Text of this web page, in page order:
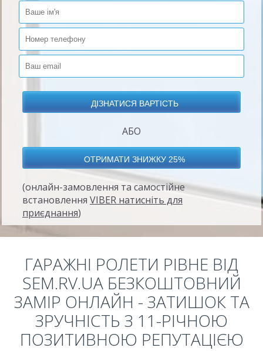
АБО
(онлайн-замовлення та самостійне
встановлення VIBER натисніть для
приєднання)
ГАРАЖНІ РОЛЕТИ РІВНЕ ВІД
SEM.RV.UA БЕЗКОШТОВНИЙ
ЗАМІР ОНЛАЙН - ЗАТИШОК ТА
ЗРУЧНІСТЬ З 11-РІЧНОЮ
ПОЗИТИВНОЮ РЕПУТАЦІЄЮ